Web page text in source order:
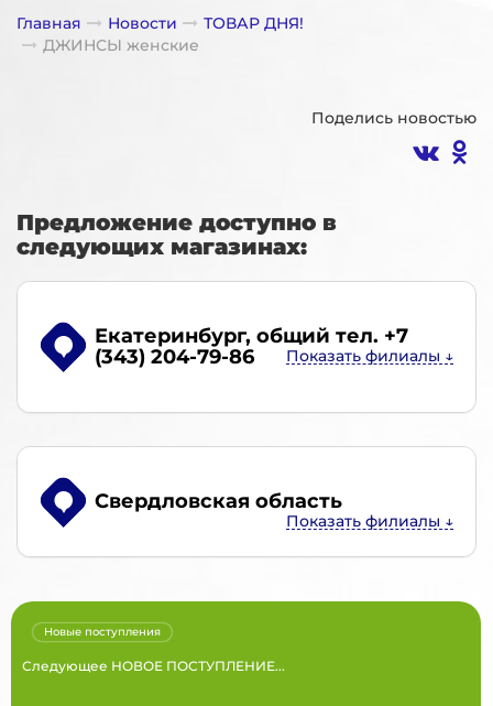
Главная Новости
ТОВАР ДНЯ!
ДЖИНСЫ женские
Поделись новостью
Предложение доступно в
следующих магазинах:
Екатеринбург, общий тел. +7
(343) 204-79-86
Свердловская область
Следующее НОВОЕ ПОСТУПЛЕНИЕ...
Новые поступления